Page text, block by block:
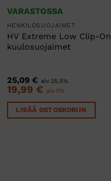
VARASTOSSA
HENKILÖSUOJAIMET
HV Extreme Low Clip-On
kuulosuojaimet
25,09 € alv 25,5%
19,99 € alv 0%
LISÄÄ OSTOSKORIIN